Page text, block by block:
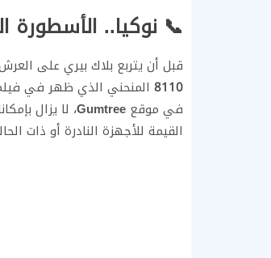
📞 نوكيا.. الأسطورة
قبل أن يتربع بلاك بيري على
8110 المنحني الذي ظهر في
في موقعGumtree، لا يزال
القيمة للأجهزة النادرة أو ذات